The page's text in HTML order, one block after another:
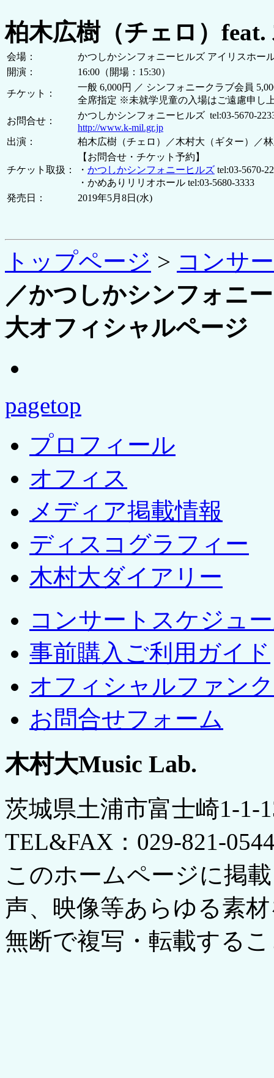
柏木広樹（チェロ）
会場：
かつしかシンフォニーヒルズ アイリスホー
開演：
16:00（開場：15:30）
チケット：
一般 6,000円 ／ シンフォニークラブ会員
全席指定 ※未就学児童の入場はご遠慮申し
お問合せ：
かつしかシンフォニーヒルズ tel:03-5670-
http://www.k-mil.gr.jp
出演：
柏木広樹（チェロ）／木村大（ギター）／
チケット取扱：
【お問合せ・チケット予約】
・ かつしかシンフォニーヒルズ tel:03-5670-
・かめありリリオホール tel:03-5680-3333
発売日：
2019年5月8日(水)
トップページ > コンサ
／かつしかシンフォニ
大オフィシャルページ
pagetop
プロフィール
オフィス
メディア掲載情報
ディスコグラフィー
木村大ダイアリー
コンサートスケジュ
事前購入ご利用ガイド
オフィシャルファン
お問合せフォーム
木村大Music Lab.
茨城県土浦市富士崎1-
TEL&FAX：029-821-
このホームページに掲
声、映像等あらゆる素
無断で複写・転載する